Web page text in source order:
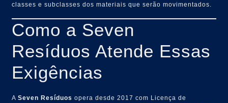
classes e subclasses dos materiais que serão movimentados.
Como a Seven
Resíduos Atende Essas
Exigências
ASeven Resíduos opera desde 2017 com Licença de